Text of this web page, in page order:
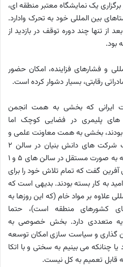
برگزاری یک نمایشگاه معتبر منطقه ای،
بین المللی خود به تحرک وادارد.
از تنها چند دوره توقف در بازدید از
بود.
و فشارهای فزاینده، امکان حضور
رقابتی، بسیار دشوار کرده است.
آن نزدیک به 50 شرکت ایرانی که بخشی به همت انجمن
های پلیمری در فضایی کوچک اما
گرد هم آمده بودند، بخشی به همت معاونت علمی و
فناوری ریاست جمهوری در قالب شرکت های دانش بنیان در سالن 2
حضور یافته بودند و آن دیگرانی که به صورت مستقل در سالن های 5 و 1
گفت که تمام تلاش خود را برای
به کار بسته بودند. بدیهی است که
علاوه بر مواد خام (که این روزها به
کشورهای منطقه است)، حتما
متعددی دارد. بخش خصوصی به
گذاری و سیاست سازی امکان توسعه
یا چنانکه می بینیم به سختی و با اتکا
قابل تعمیم به کل نیست.